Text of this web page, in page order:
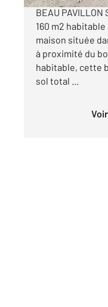
BEAU PAVILLON
160 m2
maison située
à proximité du
habitable, cette
sol total ...